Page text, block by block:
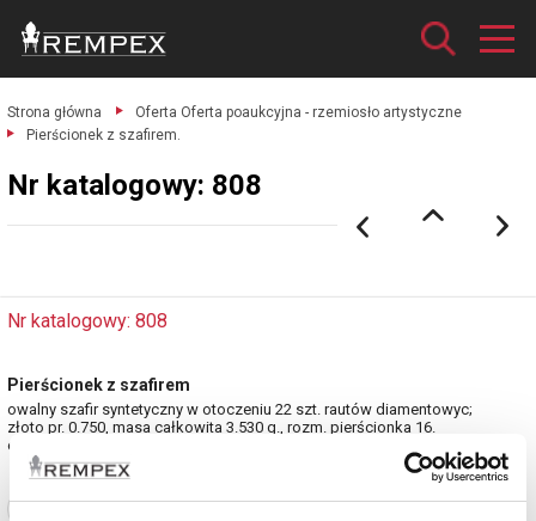
Strona główna
Oferta Oferta poaukcyjna - rzemiosło artystyczne
Pierścionek z szafirem.
Nr katalogowy: 808
Nr katalogowy: 808
Pierścionek z szafirem
owalny szafir syntetyczny w otoczeniu 22 szt. rautów diamentowyc;
złoto pr. 0.750, masa całkowita 3.530 g., rozm. pierścionka 16.
estymacja: 7 000 - 8 000 zł